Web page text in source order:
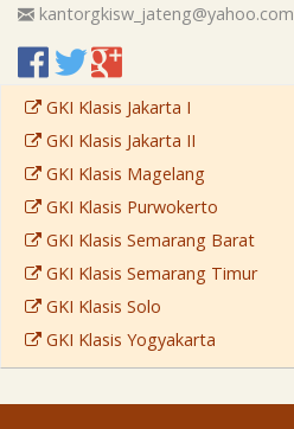
kantorgkisw_jateng@yahoo.com
GKI Klasis Jakarta I
GKI Klasis Jakarta II
GKI Klasis Magelang
GKI Klasis Purwokerto
GKI Klasis Semarang Barat
GKI Klasis Semarang Timur
GKI Klasis Solo
GKI Klasis Yogyakarta